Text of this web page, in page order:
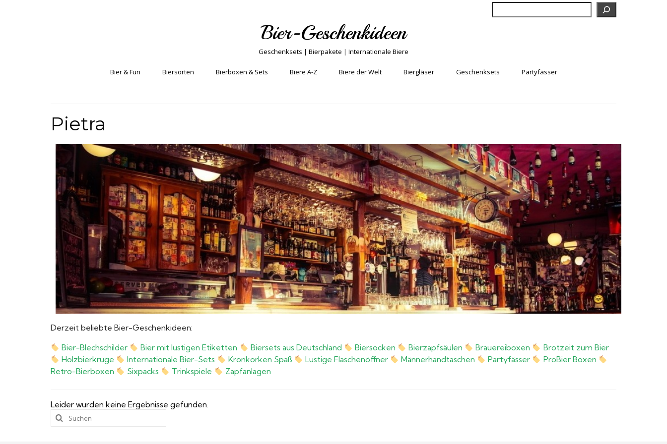
Bier-Geschenkideen
Geschenksets | Bierpakete | Internationale Biere
Bier & Fun Biersorten Bierboxen & Sets Biere A-Z Biere der Welt Biergläser Geschenksets Partyfässer
Pietra
Derzeit beliebte Bier-Geschenkideen:
Bier-Blechschilder
Bier mit lustigen Etiketten Biersets aus Deutschland Biersocken Bierzapfsäulen Brauereiboxen
Brotzeit zum Bier
Holzbierkrüge
Internationale Bier-Sets Kronkorken Spaß Lustige Flaschenöffner Männerhandtaschen Partyfässer
ProBier Boxen
Retro-Bierboxen
Sixpacks Trinkspiele Zapfanlagen
Leider wurden keine Ergebnisse gefunden.
Suchen
nach: